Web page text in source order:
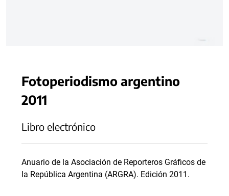
Fotoperiodismo argentino
2011
Libro electrónico
Anuario de la Asociación de Reporteros Gráficos de
la República Argentina (ARGRA). Edición 2011.